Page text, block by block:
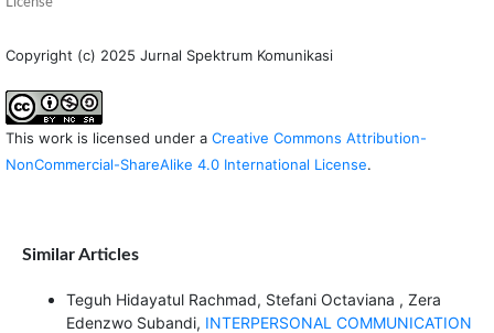
Copyright (c) 2025 Jurnal Spektrum Komunikasi
This work is licensed under a Creative Commons Attribution-
NonCommercial-ShareAlike 4.0 International License.
Similar Articles
Teguh Hidayatul Rachmad, Stefani Octaviana , Zera
Edenzwo Subandi, INTERPERSONAL COMMUNICATION